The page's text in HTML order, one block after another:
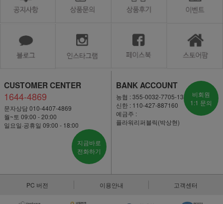
CUSTOMER CENTER
1644-4869
문자상담 010-4407-4869
월~토 09:00 - 20:00
일요일·공휴일 09:00 - 18:00
지금바로
전화하기
BANK ACCOUNT
농협 : 355-0032-7705-13
신한 : 110-427-887160
예금주 :
플라워리퍼블릭(박상현)
비회원
1:1 문의
PC 버전 이용안내 고객센터